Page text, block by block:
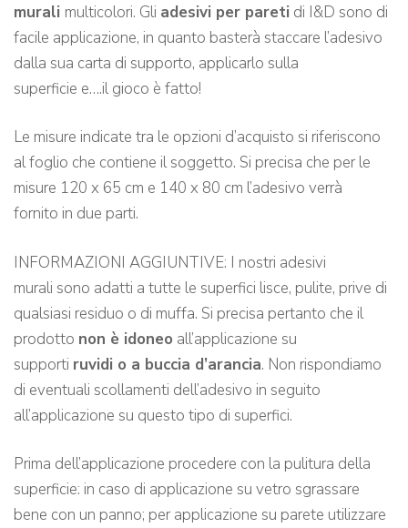
murali multicolori. Gli adesivi per pareti di I&D sono di
facile applicazione, in quanto basterà staccare l’adesivo
dalla sua carta di supporto, applicarlo sulla
superficie e….il gioco è fatto!
Le misure indicate tra le opzioni d’acquisto si riferiscono
al foglio che contiene il soggetto. Si precisa che per le
misure 120 x 65 cm e 140 x 80 cm l’adesivo verrà
fornito in due parti.
INFORMAZIONI AGGIUNTIVE: I nostri adesivi
murali sono adatti a tutte le superfici lisce, pulite, prive di
qualsiasi residuo o di muffa. Si precisa pertanto che il
prodotto non è idoneo all’applicazione su
supporti ruvidi o a buccia d’arancia. Non rispondiamo
di eventuali scollamenti dell’adesivo in seguito
all’applicazione su questo tipo di superfici.
Prima dell’applicazione procedere con la pulitura della
superficie: in caso di applicazione su vetro sgrassare
bene con un panno; per applicazione su parete utilizzare